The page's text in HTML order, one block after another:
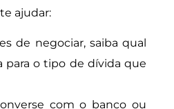
ajudar:
de negociar, saiba qual
para o tipo de dívida que
com o banco ou